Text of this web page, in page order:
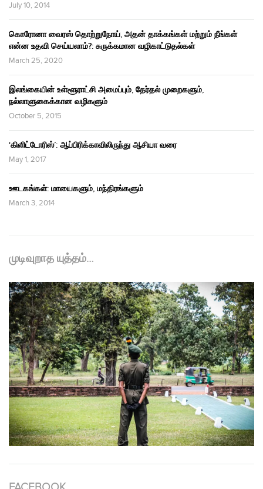
July 10, 2014
கொரோனா வைரஸ் தொற்றுநோய், அதன் தாக்கங்கள் மற்றும் நீங்கள்
என்ன உதவி செய்யலாம்?: சுருக்கமான வழிகாட்டுதல்கள்
March 25, 2020
இலங்கையின் உள்ளூராட்சி அமைப்பும், தேர்தல் முறைகளும்,
நல்லாளுகைக்கான வழிகளும்
October 5, 2015
‘கிளிட்டோரிஸ்’: ஆப்பிரிக்காவிலிருந்து ஆசியா வரை
May 1, 2017
ஊடகங்கள்: மாயைகளும், மந்திரங்களும்
March 3, 2014
முடிவுறாத யுத்தம்…